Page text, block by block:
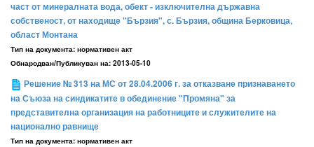
част от минералната вода, обект - изключителна държавна
собственост, от находище "Бързия", с. Бързия, община Берковица,
област Монтана
Тип на документа: нормативен акт
Обнародван/Публикуван на: 2013-05-10
Решение № 313 на МС от 28.04.2006 г. за отказване признаването
на Съюза на синдикатите в обединение "Промяна" за
представителна организация на работниците и служителите на
национално равнище
Тип на документа: нормативен акт